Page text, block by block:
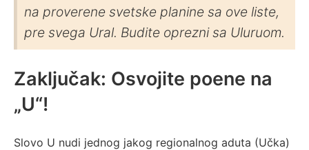
na proverene svetske planine sa ove liste,
pre svega Ural. Budite oprezni sa Uluruom.
Zaključak: Osvojite poene na
„U“!
Slovo U nudi jednog jakog regionalnog aduta (Učka)